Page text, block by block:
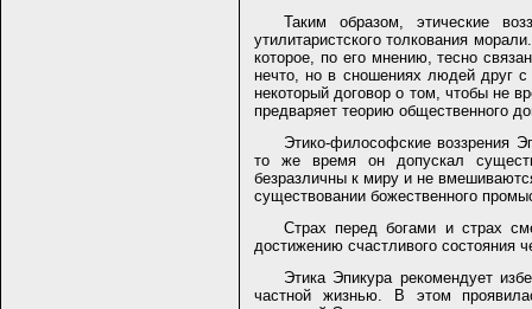
Таким образом, этические
утилитаристского толкования
которое, по его мнению, тесно
нечто, но в сношениях людей друг
некоторый договор о том, чтобы не
предваряет теорию общественного
Этико-философские воззрения
то же время он допускал
безразличны к миру и не
существовании божественного
Страх перед богами и страх
достижению счастливого состояния
Этика Эпикура рекомендует
частной жизнью. В этом